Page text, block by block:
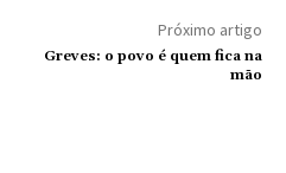
Próximo artigo
Greves: o povo é quem fica na
mão